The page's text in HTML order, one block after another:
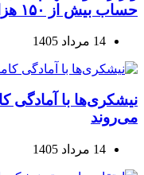
حساب بیش از ۱۵۰ هزار سهامدار
14 مرداد 1405
نیشکری‌ها با
می‌روند
14 مرداد 1405